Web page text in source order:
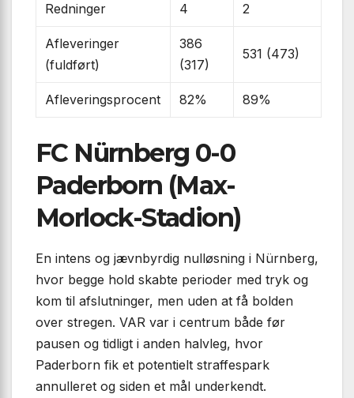
Redninger 4 2
Afleveringer
(fuldført)
386
(317)
531 (473)
Afleveringsprocent 82% 89%
FC Nürnberg 0-0
Paderborn (Max-
Morlock-Stadion)
En intens og jævnbyrdig nulløsning i Nürnberg,
hvor begge hold skabte perioder med tryk og
kom til afslutninger, men uden at få bolden
over stregen. VAR var i centrum både før
pausen og tidligt i anden halvleg, hvor
Paderborn fik et potentielt straffespark
annulleret og siden et mål underkendt.